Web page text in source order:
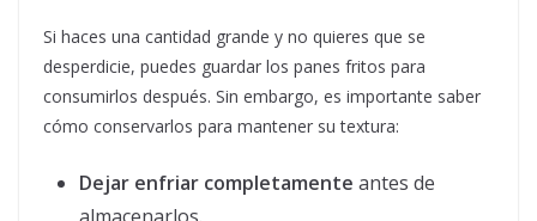
Si haces una cantidad grande y no quieres que se
desperdicie, puedes guardar los panes fritos para
consumirlos después. Sin embargo, es importante saber
cómo conservarlos para mantener su textura:
Dejar enfriar completamente antes de